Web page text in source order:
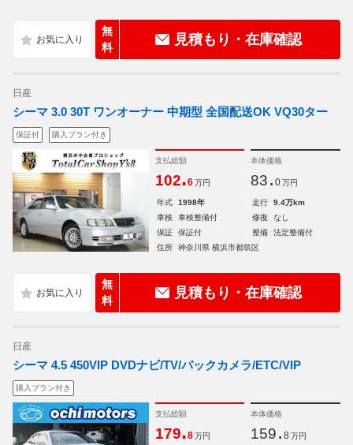
無
料
見積もり・在庫確認
日産
シーマ 3.0 30T ワンオーナー 中期型 全国配送OK VQ30ター
保証付 購入プラン付き
支払総額
102.6 万円
本体価格
83. 0 万円
年式 1998年 走行
9.4万km
車検
車検整備付 修復
なし
保証
保証付 整備
法定整備付
住所
神奈川県 横浜市都筑区
無
料
見積もり・在庫確認
日産
シーマ 4.5 450VIP DVDナビ/TV/バックカメラ/ETC/VIP
購入プラン付き
支払総額
179.8 万円
本体価格
159. 8 万円